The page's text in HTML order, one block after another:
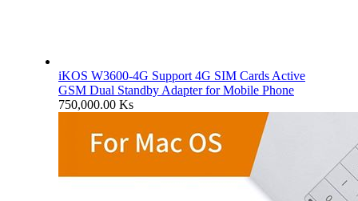
iKOS W3600-4G Support 4G SIM Cards Active
GSM Dual Standby Adapter for Mobile Phone
750,000.00 Ks